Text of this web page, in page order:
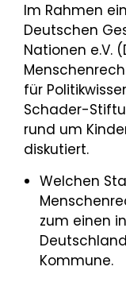
Im Rahmen
Deutschen
Nationen e.V.
für
Schader-
rund um
diskutiert.
Welchen
zum einen
Kommune.